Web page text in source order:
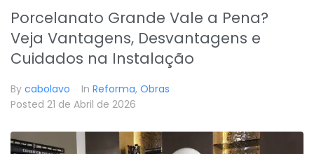
Porcelanato Grande Vale a Pena?
Veja Vantagens, Desvantagens e
Cuidados na Instalação
By cabolavo In Reforma, Obras
Posted 21 de Abril de 2026